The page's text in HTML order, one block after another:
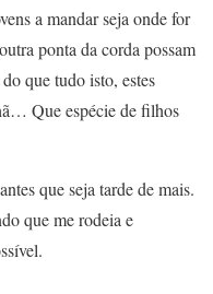
a mandar seja onde for
ponta da corda possam
que tudo isto, estes
Que espécie de filhos
que seja tarde de mais.
que me rodeia e